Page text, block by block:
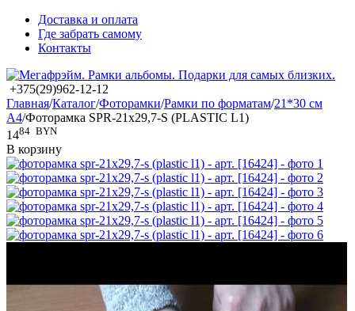
Доставка и оплата
Где забрать самому
Контакты
+375(29)962-12-12
Главная/Каталог/Фоторамки/Рамки по форматам/21*30 см
А4/Фоторамка SPR-21x29,7-S (PLASTIC L1)
1484 BYN
В корзину